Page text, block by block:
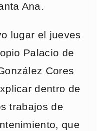
Ana.
lugar el jueves
Palacio de
Cores
dentro de
trabajos de
que